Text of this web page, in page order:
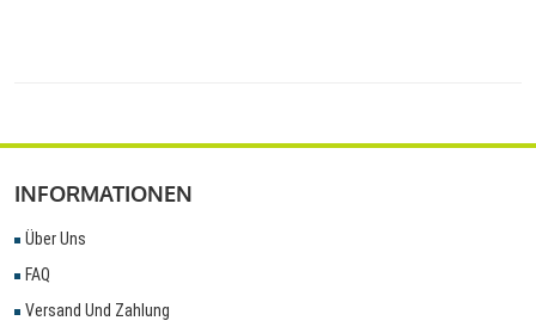
INFORMATIONEN
Über Uns
FAQ
Versand Und Zahlung